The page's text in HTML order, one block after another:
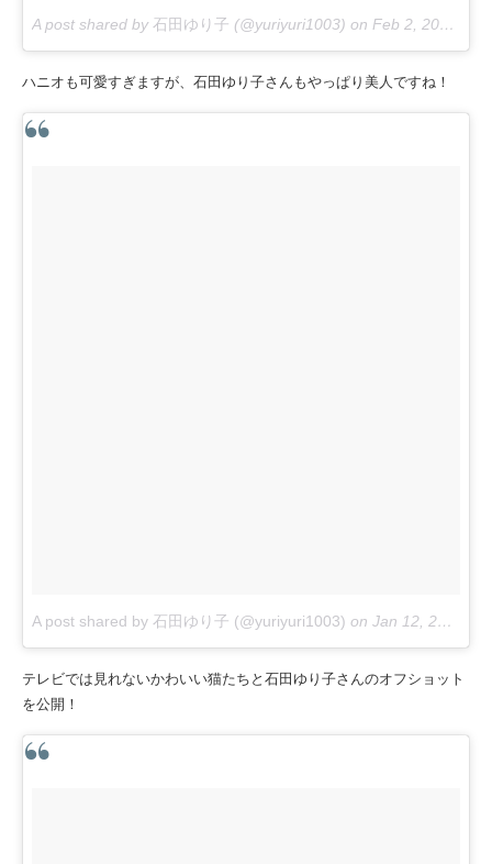
A post shared by 石田ゆり子 (@yuriyuri1003) on Feb 2, 2018 at 4:22pm PST
ハニオも可愛すぎますが、石田ゆり子さんもやっぱり美人ですね！
A post shared by 石田ゆり子 (@yuriyuri1003) on Jan 12, 2018 at 1:14am PST
テレビでは見れないかわいい猫たちと石田ゆり子さんのオフショット
を公開！